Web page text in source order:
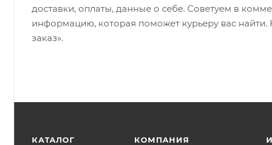
доставки, оплаты, данные о себе. Советуем в
информацию, которая поможет курьеру вас
заказ».
КАТАЛОГ КОМПАНИЯ